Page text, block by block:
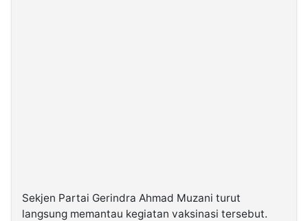
Sekjen Partai Gerindra Ahmad Muzani turut
langsung memantau kegiatan vaksinasi tersebut.